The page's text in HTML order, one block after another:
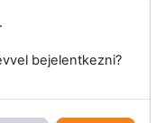
bejelentkezni?